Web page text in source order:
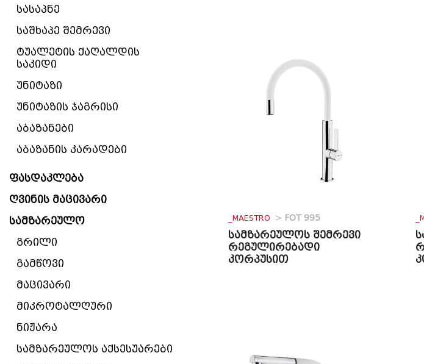
სასაპნე
საშხაპე შემრევი
ტუალეტის ქაღალდის
საკიდი
უნიტაზი
უნიტაზის ჯაგრისი
აბაზანები
აბაზანის კარადები
ფასდაკლება
ღვინის მაცივარი
სამზარეულო
გრილი
გამწოვი
მაცივარი
მიკროტალღური
ნიჟარა
სამზარეულოს აქსესუარები
_MAESTRO > FOT 995
სამზარეულოს შემრევი
რეგულირებადი
კორპუსით